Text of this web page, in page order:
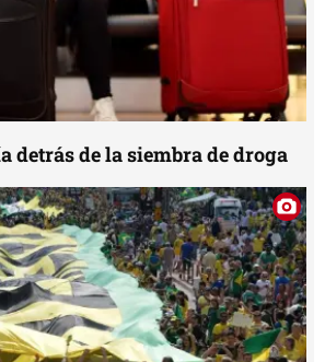
detrás de la siembra de droga